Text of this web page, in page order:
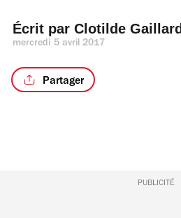
Écrit par Clotilde Gaillard
mercredi 5 avril 2017
Partager
PUBLICITÉ